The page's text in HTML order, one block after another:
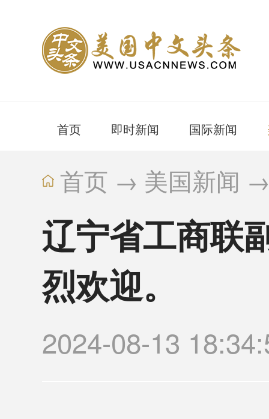
首页 即时新闻 国际新闻
首页 → 美国新闻
辽宁省工商联
烈欢迎。
2024-08-13